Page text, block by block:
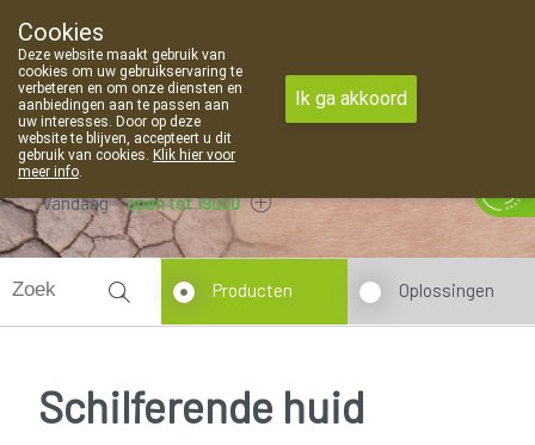
09 373 94 03
Vandaag open tot 19u00
Producten Oplossingen
Schilferende huid
Cookies
Deze website maakt gebruik van
cookies om uw gebruikservaring te
verbeteren en om onze diensten en
aanbiedingen aan te passen aan
uw interesses. Door op deze
website te blijven, accepteert u dit
gebruik van cookies. Klik hier voor
meer info.
Ik ga akkoord